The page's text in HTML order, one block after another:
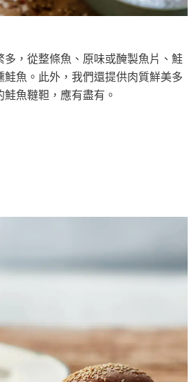
，從整條魚、原味或醃製魚片、鮭
鮭魚。此外，我們還提供肉質鮮美多
魚韃靼，應有盡有。